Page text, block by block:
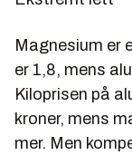
Magnesium er
er 1,8, mens
Kiloprisen på
kroner, mens
mer. Men